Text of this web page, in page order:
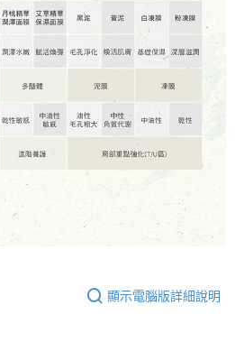
顯示電腦版詳細說明